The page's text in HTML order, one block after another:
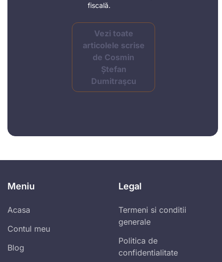
fiscală.
Vezi toate
articolele scrise
de Cosmin
Ștefan
Dumitraşcu
Meniu
Acasa
Contul meu
Blog
Legal
Termeni si conditii
generale
Politica de
confidentialitate